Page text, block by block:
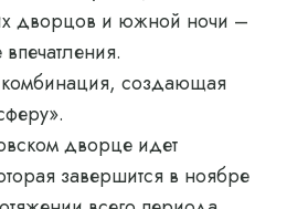
дворцов и южной ночи –
создающая
дворце идет
завершится в ноябре